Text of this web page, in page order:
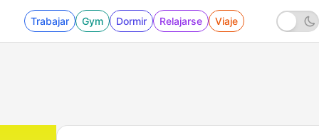
Trabajar Gym Dormir Relajarse Viaje